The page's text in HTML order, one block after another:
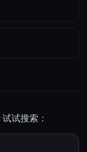
试搜索：